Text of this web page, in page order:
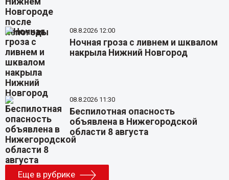
08.8.2026 12:00
Ночная гроза с ливнем и шквалом
накрыла Нижний Новгород
08.8.2026 11:30
Беспилотная опасность
объявлена в Нижегородской
области 8 августа
Еще в рубрике